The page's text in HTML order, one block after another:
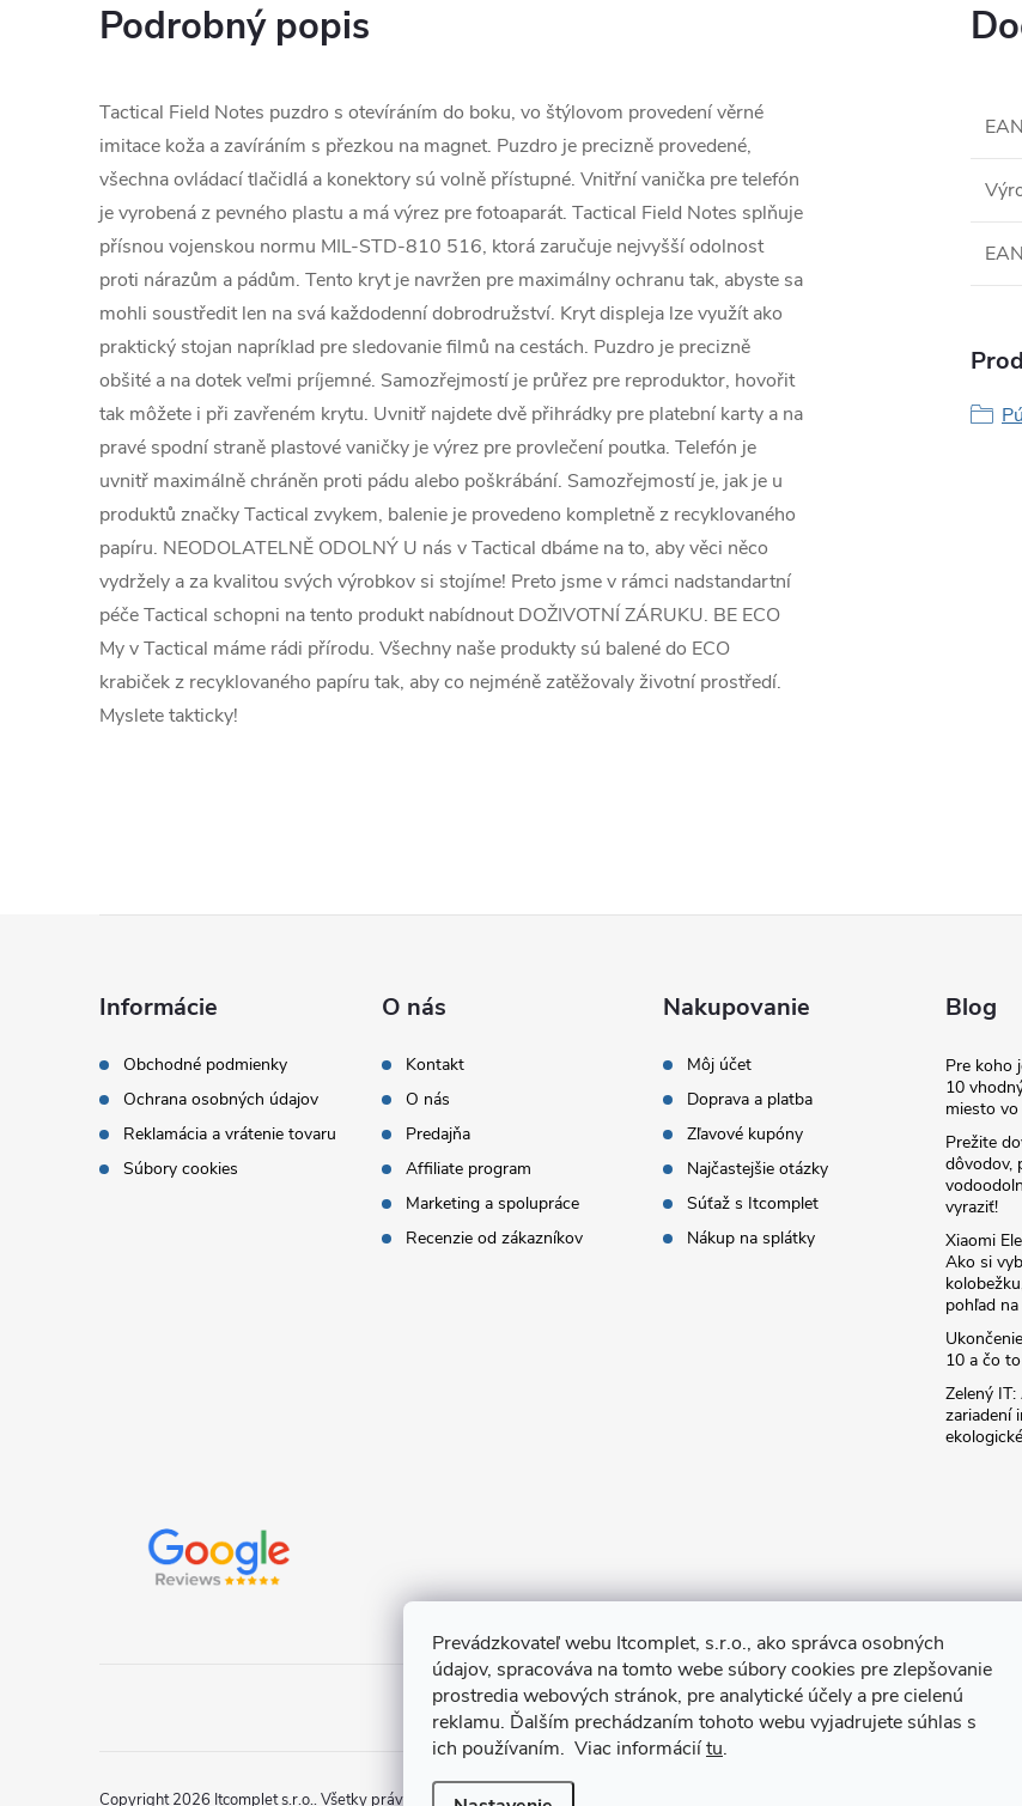
Prevádzkovateľ webu Itcomplet, s.r.o., ako správca osobných
údajov, spracováva na tomto webe súbory cookies pre zlepšovanie
prostredia webových stránok, pre analytické účely a pre cielenú
reklamu. Ďalším prechádzaním tohoto webu vyjadrujete súhlas s
ich používaním. Viac informáciítu.
Podrobný popis
Tactical Field Notes puzdro s otevíráním do boku, vo štýlovom provedení věrné
imitace koža a zavíráním s přezkou na magnet. Puzdro je precizně provedené,
všechna ovládací tlačidlá a konektory sú volně přístupné. Vnitřní vanička pre telefón
je vyrobená z pevného plastu a má výrez pre fotoaparát. Tactical Field Notes splňuje
přísnou vojenskou normu MIL-STD-810 516, ktorá zaručuje nejvyšší odolnost
proti nárazům a pádům. Tento kryt je navržen pre maximálny ochranu tak, abyste sa
mohli soustředit len na svá každodenní dobrodružství. Kryt displeja lze využít ako
praktický stojan napríklad pre sledovanie filmů na cestách. Puzdro je precizně
obšité a na dotek veľmi príjemné. Samozřejmostí je průřez pre reproduktor, hovořit
tak môžete i při zavřeném krytu. Uvnitř najdete dvě přihrádky pre platební karty a na
pravé spodní straně plastové vaničky je výrez pre provlečení poutka. Telefón je
uvnitř maximálně chráněn proti pádu alebo poškrábání. Samozřejmostí je, jak je u
produktů značky Tactical zvykem, balenie je provedeno kompletně z recyklovaného
papíru. NEODOLATELNĚ ODOLNÝ U nás v Tactical dbáme na to, aby věci něco
vydržely a za kvalitou svých výrobkov si stojíme! Preto jsme v rámci nadstandartní
péče Tactical schopni na tento produkt nabídnout DOŽIVOTNÍ ZÁRUKU. BE ECO
My v Tactical máme rádi přírodu. Všechny naše produkty sú balené do ECO
krabiček z recyklovaného papíru tak, aby co nejméně zatěžovaly životní prostředí.
Myslete takticky!
EAN
EAN
Informácie
Obchodné podmienky
Ochrana osobných údajov
Reklamácia a vrátenie tovaru
Súbory cookies
O nás
Kontakt
O nás
Predajňa
Affiliate program
Marketing a spolupráce
Recenzie od zákazníkov
Nakupovanie
Môj účet
Doprava a platba
Zľavové kupóny
Najčastejšie otázky
Súťaž s Itcomplet
Nákup na splátky
Blog
Pre koho
10
miesto
Prežite
dôvodov,
vyraziť!
Xiaomi
Ako si
pohľad
10 a čo
Zelený
zariadení
Copyright 2026 Itcomplet s.r.o.. Všetky práva vyhradené.Upraviť nastavenie cookies